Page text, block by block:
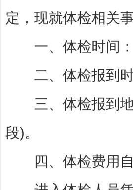
定，现就体检相关
一、体检时间：
二、体检报到时
三、体检报到地
段)。
四、体检费用自